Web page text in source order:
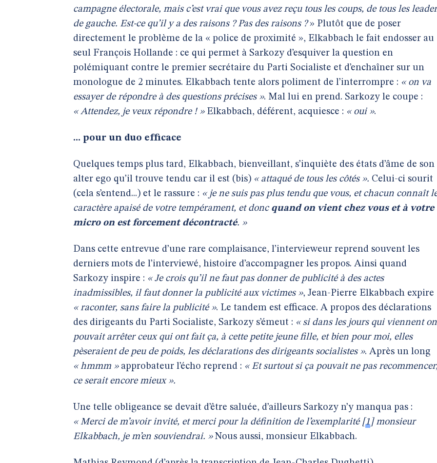
campagne électorale, mais c’est vrai que vous avez reçu tous les coups, de tous les
de gauche. Est-ce qu’il y a des raisons ? Pas des raisons ?» Plutôt que de poser
directement le problème de la « police de proximité », Elkabbach le fait endosser au
seul François Hollande : ce qui permet à Sarkozy d’esquiver la question en
polémiquant contre le premier secrétaire du Parti Socialiste et d’enchaîner sur un
monologue de 2 minutes. Elkabbach tente alors poliment de l’interrompre : « on va
essayer de répondre à des questions précises ». Mal lui en prend. Sarkozy le coupe :
« Attendez, je veux répondre ! »Elkabbach, déférent, acquiesce : « oui ».
... pour un duo efficace
Quelques temps plus tard, Elkabbach, bienveillant, s’inquiète des états d’âme de son
alter ego qu’il trouve tendu car il est (bis) « attaqué de tous les côtés ». Celui-ci sourit
(cela s’entend...) et le rassure : « je ne suis pas plus tendu que vous, et chacun connaît
caractère apaisé de votre tempérament, et donc quand on vient chez vous et à votre
micro on est forcement décontracté. »
Dans cette entrevue d’une rare complaisance, l’intervieweur reprend souvent les
derniers mots de l’interviewé, histoire d’accompagner les propos. Ainsi quand
Sarkozy inspire : « Je crois qu’il ne faut pas donner de publicité à des actes
inadmissibles, il faut donner la publicité aux victimes », Jean-Pierre Elkabbach expire
« raconter, sans faire la publicité ». Le tandem est efficace. A propos des déclarations
des dirigeants du Parti Socialiste, Sarkozy s’émeut : « si dans les jours qui viennent on
pouvait arrêter ceux qui ont fait ça, à cette petite jeune fille, et bien pour moi, elles
pèseraient de peu de poids, les déclarations des dirigeants socialistes ». Après un long
« hmmm »approbateur l’écho reprend : « Et surtout si ça pouvait ne pas
ce serait encore mieux ».
Une telle obligeance se devait d’être saluée, d’ailleurs Sarkozy n’y manqua pas :
« Merci de m’avoir invité, et merci pour la définition de l’exemplarité[1]monsieur
Elkabbach, je m’en souviendrai. »Nous aussi, monsieur Elkabbach.